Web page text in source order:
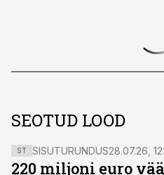
SEOTUD LOOD
ST SISUTURUNDUS28.07.26,
220 miljoni euro